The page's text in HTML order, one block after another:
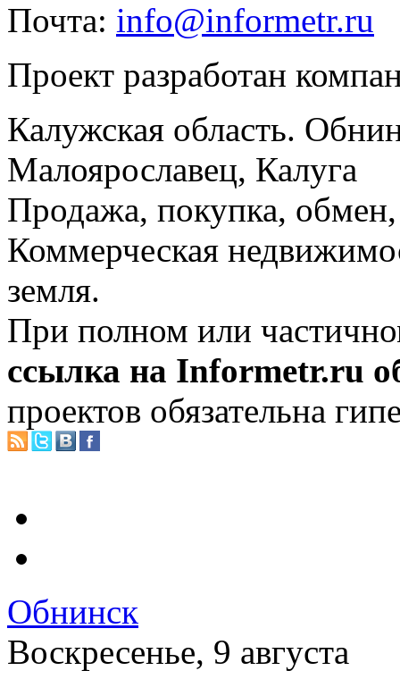
Почта: info@informetr.ru
Проект разработан
Калужская область.
Малоярославец, Калуга
Продажа, покупка, обмен,
Коммерческая
земля.
При полном или
ссылка на Informetr.ru
проектов обязательна
Обнинск
Воскресенье, 9 августа